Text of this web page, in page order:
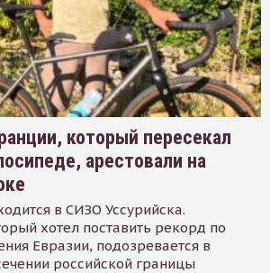
который пересекал
арестовали на
в СИЗО Уссурийска.
хотел поставить рекорд по
Евразии, подозревается в
российской границы